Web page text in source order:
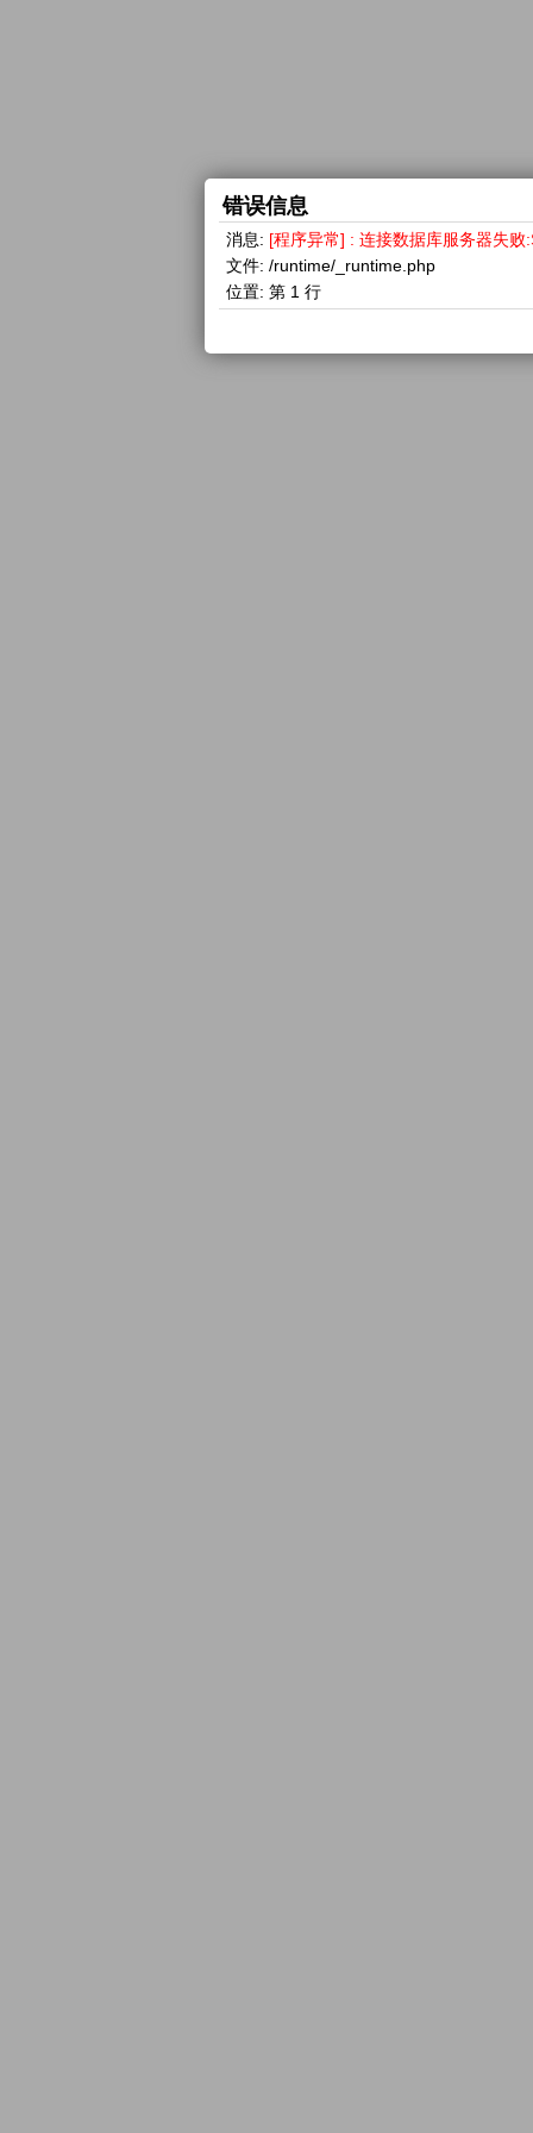
错误信息
消息: [程序异常] : 连接数据库服务器失
文件: /runtime/_runtime.php
位置: 第 1 行